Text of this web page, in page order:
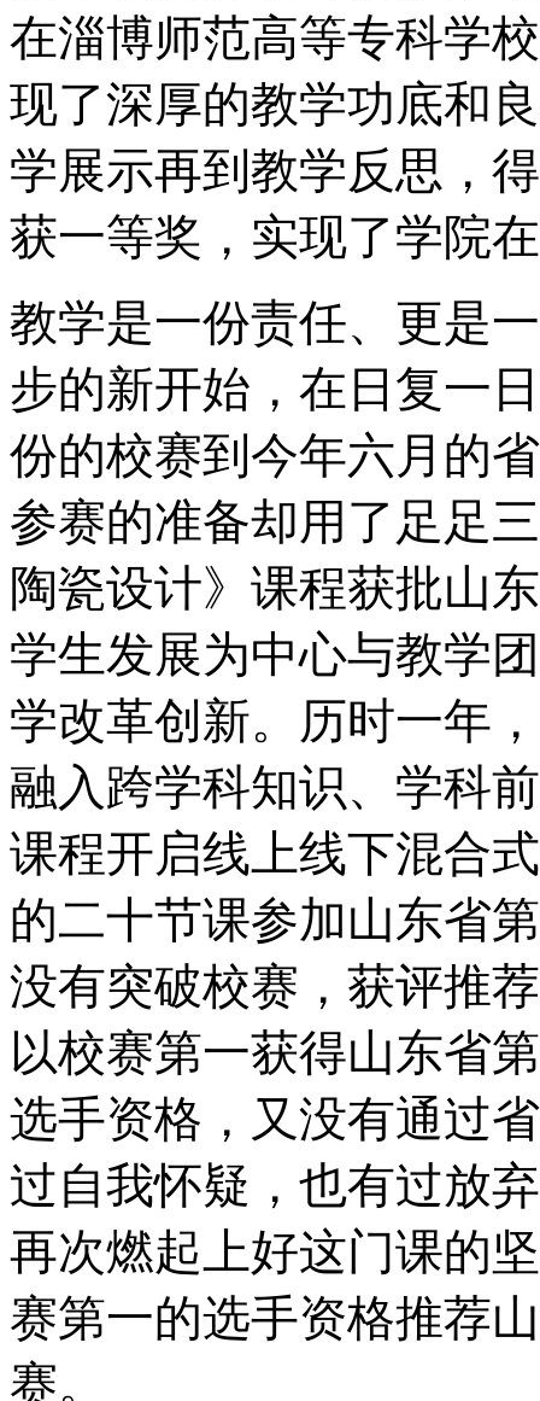
在淄博师范高等专科学
现了深厚的教学功底和
学展示再到教学反思，
获一等奖，实现了学院
教学是一份责任、更是
步的新开始，在日复一
份的校赛到今年六月的
参赛的准备却用了足足
陶瓷设计》课程获批山
学生发展为中心与教学
学改革创新。历时一年
融入跨学科知识、学科
课程开启线上线下混合
的二十节课参加山东省
没有突破校赛，获评推
以校赛第一获得山东省
选手资格，又没有通过
过自我怀疑，也有过放
再次燃起上好这门课的
赛第一的选手资格推荐
赛。